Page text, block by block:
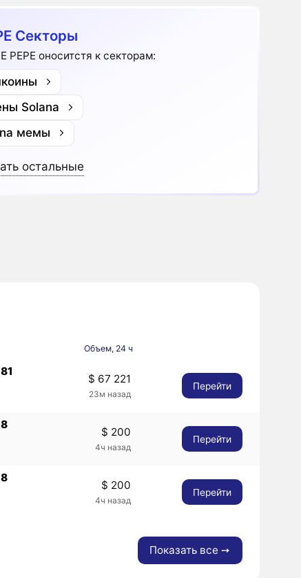
Секторы
PEPE оноситстя к секторам:
Solana
мемы
остальные
Объем, 24 ч
$ 67 221
23м назад
Перейти
$ 200
4ч назад
Перейти
$ 200
4ч назад
Перейти
Показать все ➙